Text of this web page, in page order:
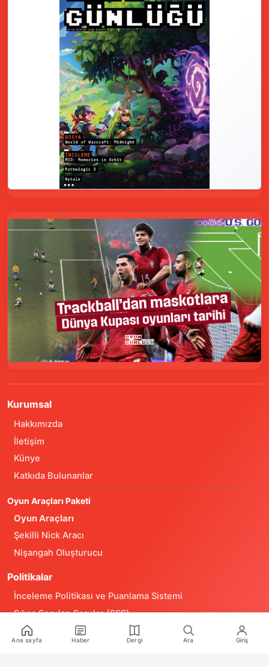
Kurumsal
Hakkımızda
İletişim
Künye
Katkıda Bulunanlar
Oyun Araçları Paketi
Oyun Araçları
Şekilli Nick Aracı
Nişangah Oluşturucu
Politikalar
İnceleme Politikası ve Puanlama Sistemi
Sıkça Sorulan Sorular (SSS)
Alıntı ve Yeniden Kullanım Politikası
Ana sayfa Haber Dergi Ara Giriş